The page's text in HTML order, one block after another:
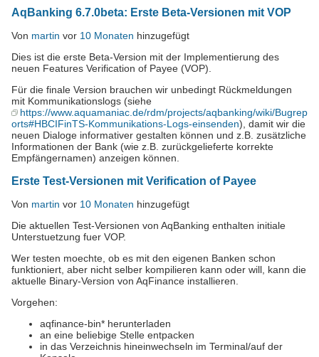
AqBanking 6.7.0beta: Erste Beta-Versionen mit VOP
Von martin vor 10 Monaten hinzugefügt
Dies ist die erste Beta-Version mit der Implementierung des
neuen Features Verification of Payee (VOP).
Für die finale Version brauchen wir unbedingt Rückmeldungen
mit Kommunikationslogs (siehe
https://www.aquamaniac.de/rdm/projects/aqbanking/wiki/Bugrep
orts#HBCIFinTS-Kommunikations-Logs-einsenden), damit wir die
neuen Dialoge informativer gestalten können und z.B. zusätzliche
Informationen der Bank (wie z.B. zurückgelieferte korrekte
Empfängernamen) anzeigen können.
Erste Test-Versionen mit Verification of Payee
Von martin vor 10 Monaten hinzugefügt
Die aktuellen Test-Versionen von AqBanking enthalten initiale
Unterstuetzung fuer VOP.
Wer testen moechte, ob es mit den eigenen Banken schon
funktioniert, aber nicht selber kompilieren kann oder will, kann die
aktuelle Binary-Version von AqFinance installieren.
Vorgehen:
aqfinance-bin* herunterladen
an eine beliebige Stelle entpacken
in das Verzeichnis hineinwechseln im Terminal/auf der